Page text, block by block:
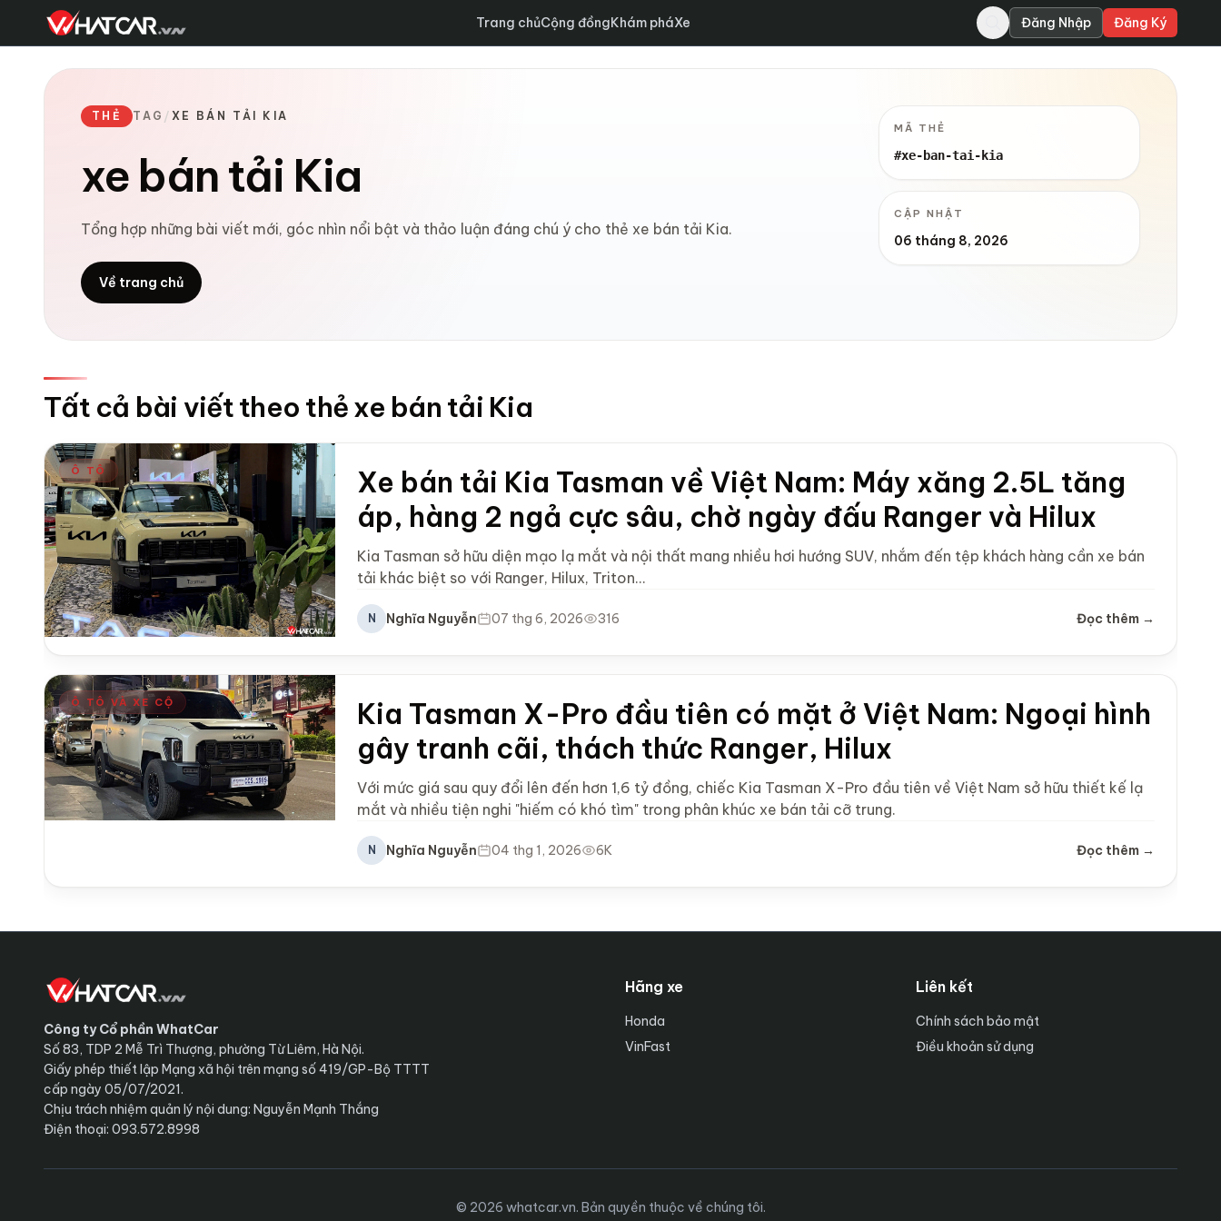
Trang chủCộng đồngKhám pháXe Đăng Nhập Đăng Ký
THẺ TAG / XE BÁN TẢI KIA
xe bán tải Kia
Tổng hợp những bài viết mới, góc nhìn nổi bật và thảo luận đáng chú ý cho thẻ xe bán tải Kia.
Về trang chủ
MÃ THẺ
#xe-ban-tai-kia
CẬP NHẬT
06 tháng 8, 2026
Tất cả bài viết theo thẻ xe bán tải Kia
Ô TÔ
Xe bán tải Kia Tasman về Việt Nam: Máy xăng 2.5L tăng
áp, hàng 2 ngả cực sâu, chờ ngày đấu Ranger và Hilux
Kia Tasman sở hữu diện mạo lạ mắt và nội thất mang nhiều hơi hướng SUV, nhắm đến tệp khách hàng cần xe bán
tải khác biệt so với Ranger, Hilux, Triton...
N Nghĩa Nguyễn 07 thg 6, 2026 316 Đọc thêm →
Ô TÔ VÀ XE CỘ
Kia Tasman X-Pro đầu tiên có mặt ở Việt Nam: Ngoại hình
gây tranh cãi, thách thức Ranger, Hilux
Với mức giá sau quy đổi lên đến hơn 1,6 tỷ đồng, chiếc Kia Tasman X-Pro đầu tiên về Việt Nam sở hữu thiết kế lạ
mắt và nhiều tiện nghi "hiếm có khó tìm" trong phân khúc xe bán tải cỡ trung.
N Nghĩa Nguyễn 04 thg 1, 2026 6K Đọc thêm →
Công ty Cổ phần WhatCar
Số 83, TDP 2 Mễ Trì Thượng, phường Từ Liêm, Hà Nội.
Giấy phép thiết lập Mạng xã hội trên mạng số 419/GP-Bộ TTTT
cấp ngày 05/07/2021.
Chịu trách nhiệm quản lý nội dung: Nguyễn Mạnh Thắng
Điện thoại: 093.572.8998
Hãng xe
Honda
VinFast
Liên kết
Chính sách bảo mật
Điều khoản sử dụng
© 2026 whatcar.vn. Bản quyền thuộc về chúng tôi.